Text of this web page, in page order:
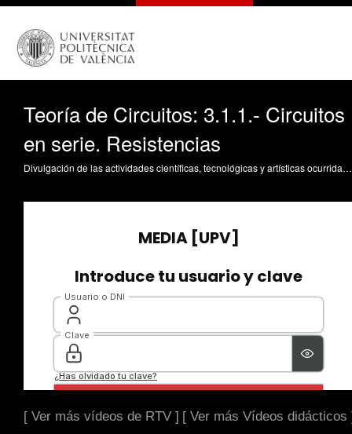
Teoría de Circuitos: 3.1.1.- Circuitos
en serie. Resistencias
Divulgación de las actividades científicas, tecnológicas y artísticas ocurridas en los tres campus de la UPV
[ Ver más vídeos de RTV ] [ Ver más Vídeos didácticos